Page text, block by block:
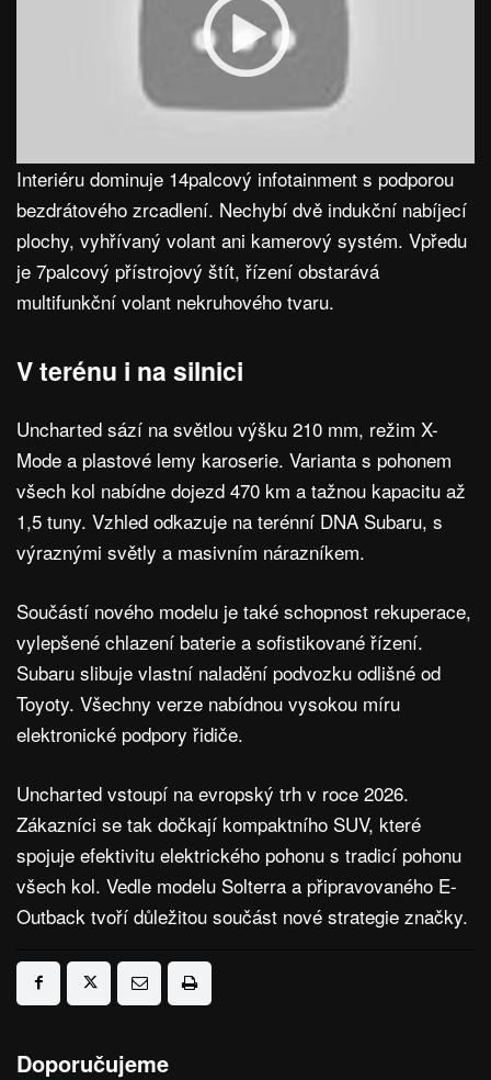
Interiéru dominuje 14palcový infotainment s podporou
bezdrátového zrcadlení. Nechybí dvě indukční nabíjecí
plochy, vyhřívaný volant ani kamerový systém. Vpředu
je 7palcový přístrojový štít, řízení obstarává
multifunkční volant nekruhového tvaru.
V terénu i na silnici
Uncharted sází na světlou výšku 210 mm, režim X-
Mode a plastové lemy karoserie. Varianta s pohonem
všech kol nabídne dojezd 470 km a tažnou kapacitu až
1,5 tuny. Vzhled odkazuje na terénní DNA Subaru, s
výraznými světly a masivním nárazníkem.
Součástí nového modelu je také schopnost rekuperace,
vylepšené chlazení baterie a sofistikované řízení.
Subaru slibuje vlastní naladění podvozku odlišné od
Toyoty. Všechny verze nabídnou vysokou míru
elektronické podpory řidiče.
Uncharted vstoupí na evropský trh v roce 2026.
Zákazníci se tak dočkají kompaktního SUV, které
spojuje efektivitu elektrického pohonu s tradicí pohonu
všech kol. Vedle modelu Solterra a připravovaného E-
Outback tvoří důležitou součást nové strategie značky.
Doporučujeme